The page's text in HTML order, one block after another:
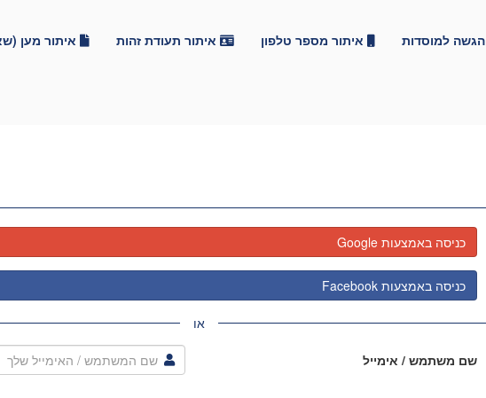
הגשה למוסדות איתור מספר טלפון איתור תעודת זהות איתור מען
כניסה באמצעות Google
כניסה באמצעות Facebook
או
שם משתמש / אימייל